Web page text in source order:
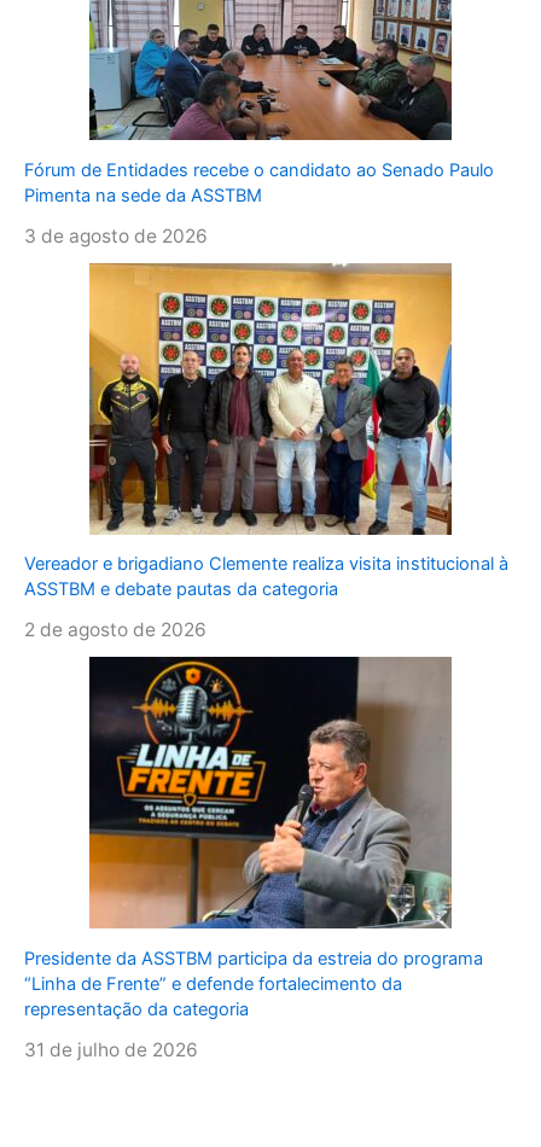
Fórum de Entidades recebe o candidato ao Senado Paulo
Pimenta na sede da ASSTBM
3 de agosto de 2026
Vereador e brigadiano Clemente realiza visita institucional à
ASSTBM e debate pautas da categoria
2 de agosto de 2026
Presidente da ASSTBM participa da estreia do programa
“Linha de Frente” e defende fortalecimento da
representação da categoria
31 de julho de 2026